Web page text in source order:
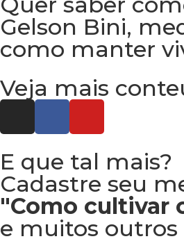
Gelson Bini,
como manter
Veja mais
E que tal mais?
Cadastre seu
"Como cultivar
e muitos outros